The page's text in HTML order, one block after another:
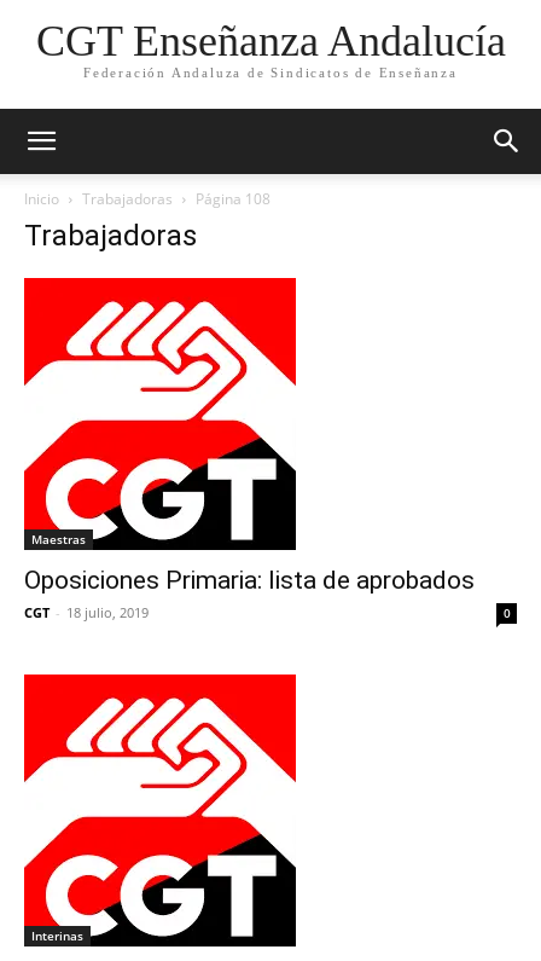
CGT Enseñanza Andalucía
Federación Andaluza de Sindicatos de Enseñanza
Inicio Trabajadoras Página 108
Trabajadoras
Maestras
Oposiciones Primaria: lista de aprobados
CGT - 18 julio, 2019 0
Interinas